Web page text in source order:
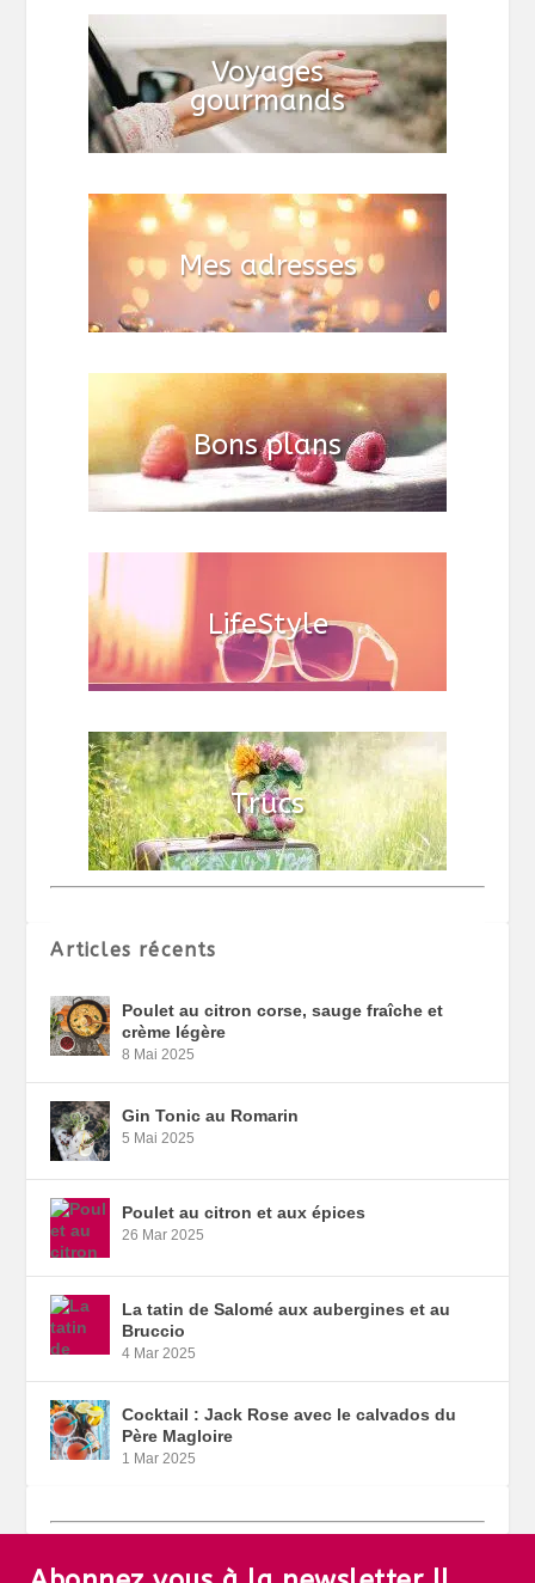
Articles récents
Poulet au citron corse, sauge fraîche et
crème légère
8 Mai 2025
Gin Tonic au Romarin
5 Mai 2025
Poulet au citron et aux épices
26 Mar 2025
La tatin de Salomé aux aubergines et au
Bruccio
4 Mar 2025
Cocktail : Jack Rose avec le calvados du
Père Magloire
1 Mar 2025